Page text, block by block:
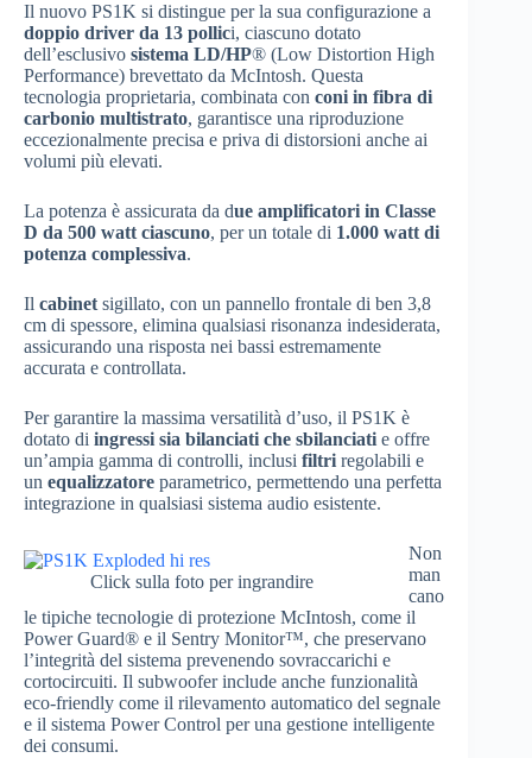
Il nuovo PS1K si distingue per la sua configurazione a
doppio driver da 13 pollici, ciascuno dotato
dell’esclusivo sistema LD/HP® (Low Distortion High
Performance) brevettato da McIntosh. Questa
tecnologia proprietaria, combinata con coni in fibra di
carbonio multistrato, garantisce una riproduzione
eccezionalmente precisa e priva di distorsioni anche ai
volumi più elevati.
La potenza è assicurata da due amplificatori in Classe
D da 500 watt ciascuno, per un totale di 1.000 watt di
potenza complessiva.
Il cabinet sigillato, con un pannello frontale di ben 3,8
cm di spessore, elimina qualsiasi risonanza indesiderata,
assicurando una risposta nei bassi estremamente
accurata e controllata.
Per garantire la massima versatilità d’uso, il PS1K è
dotato di ingressi sia bilanciati che sbilanciati e offre
un’ampia gamma di controlli, inclusi filtri regolabili e
un equalizzatore parametrico, permettendo una perfetta
integrazione in qualsiasi sistema audio esistente.
Click sulla foto per ingrandire
Non
man
cano
le tipiche tecnologie di protezione McIntosh, come il
Power Guard® e il Sentry Monitor™, che preservano
l’integrità del sistema prevenendo sovraccarichi e
cortocircuiti. Il subwoofer include anche funzionalità
eco-friendly come il rilevamento automatico del segnale
e il sistema Power Control per una gestione intelligente
dei consumi.